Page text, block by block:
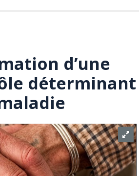
d’une
déterminant